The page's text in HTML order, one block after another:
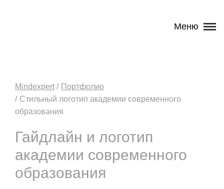
Меню
Mindexpert
Портфолио
Стильный логотип академии современного
образования
Гайдлайн и логотип
академии современного
образования